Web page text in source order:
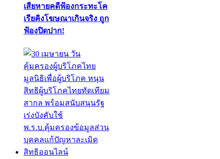
เสียหายคดีฟ้องกระทะโค
เรียคิงโฆษณาเกินจริง ถูก
ฟ้องปิดปาก!